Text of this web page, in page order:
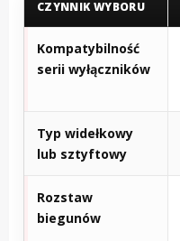
CZYNNIK WYBORU
Kompatybilność
serii wyłączników
Typ widełkowy
lub sztyftowy
Rozstaw
biegunów